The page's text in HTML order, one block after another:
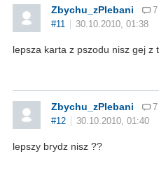
Zbychu_zPlebani
#11
30.10.2010, 01:38
lepsza karta z pszodu nisz gej z
Zbychu_zPlebani
#12
30.10.2010, 01:40
lepszy brydz nisz ??